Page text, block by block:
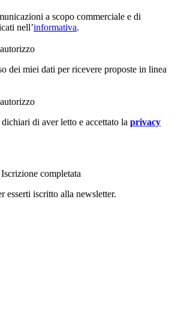
a scopo commerciale e di
nell’informativa.
dei miei dati per ricevere proposte in linea
di aver letto e accettato la privacy
Iscrizione completata
esserti iscritto alla newsletter.